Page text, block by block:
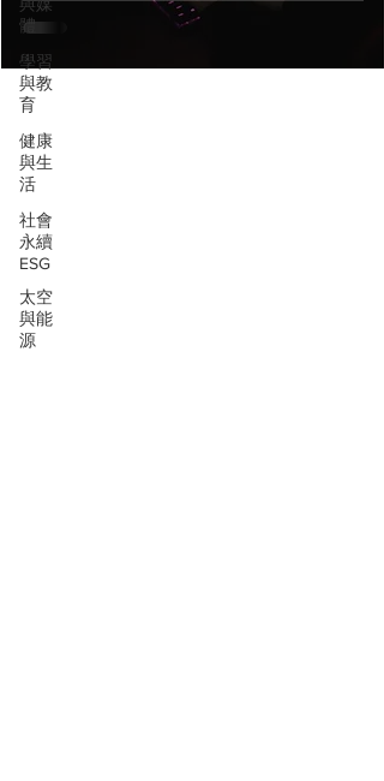
體
學習
與教
育
健康
與生
活
社會
永續
ESG
太空
與能
源